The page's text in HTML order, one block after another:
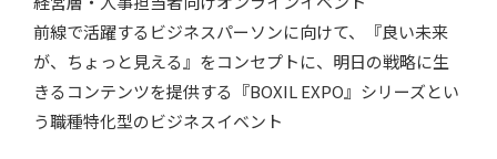
前線で活躍するビジネスパーソンに向けて、『良い未来
が、ちょっと見える』をコンセプトに、明日の戦略に生
きるコンテンツを提供する『BOXIL EXPO』シリーズとい
う職種特化型のビジネスイベント